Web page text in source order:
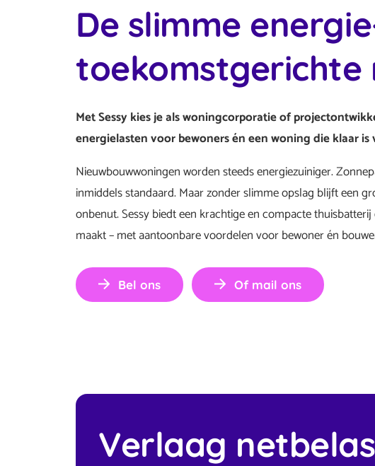
De slimme
toekomstgerichte
Met Sessy kies je als woningcorporatie of
energielasten voor bewoners én een woning die klaar
Nieuwbouwwoningen worden steeds energiezuiniger.
inmiddels standaard. Maar zonder slimme opslag blijft een
onbenut. Sessy biedt een krachtige en compacte
maakt – met aantoonbare voordelen voor bewoner én
Bel ons Of mail ons
Verlaag